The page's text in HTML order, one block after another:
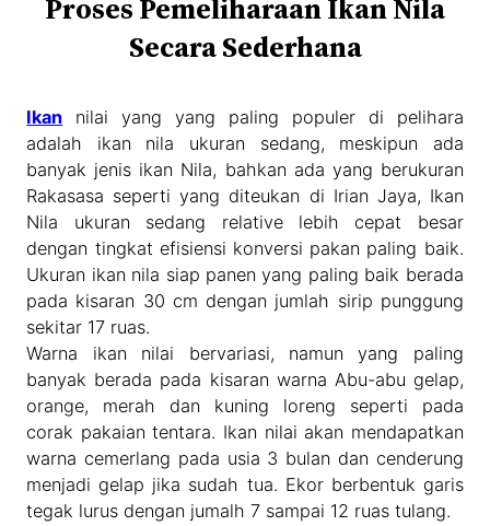
Proses Pemeliharaan Ikan Nila
Secara Sederhana
Ikan nilai yang yang paling populer di pelihara
adalah ikan nila ukuran sedang, meskipun ada
banyak jenis ikan Nila, bahkan ada yang berukuran
Rakasasa seperti yang diteukan di Irian Jaya, Ikan
Nila ukuran sedang relative lebih cepat besar
dengan tingkat efisiensi konversi pakan paling baik.
Ukuran ikan nila siap panen yang paling baik berada
pada kisaran 30 cm dengan jumlah sirip punggung
sekitar 17 ruas.
Warna ikan nilai bervariasi, namun yang paling
banyak berada pada kisaran warna Abu-abu gelap,
orange, merah dan kuning loreng seperti pada
corak pakaian tentara. Ikan nilai akan mendapatkan
warna cemerlang pada usia 3 bulan dan cenderung
menjadi gelap jika sudah tua. Ekor berbentuk garis
tegak lurus dengan jumalh 7 sampai 12 ruas tulang.